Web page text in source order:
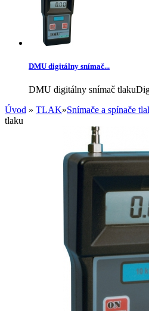
DMU digitálny snímač...
DMU digitálny snímač
Úvod » TLAK»Snímače a spínače
tlaku